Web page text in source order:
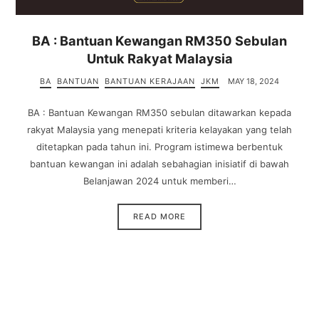
BA : Bantuan Kewangan RM350 Sebulan
Untuk Rakyat Malaysia
BA BANTUAN BANTUAN KERAJAAN JKM MAY 18, 2024
BA : Bantuan Kewangan RM350 sebulan ditawarkan kepada
rakyat Malaysia yang menepati kriteria kelayakan yang telah
ditetapkan pada tahun ini. Program istimewa berbentuk
bantuan kewangan ini adalah sebahagian inisiatif di bawah
Belanjawan 2024 untuk memberi…
READ MORE